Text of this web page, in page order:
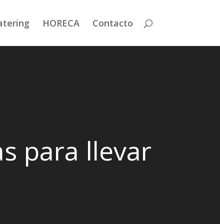
HORECA Contacto
para llevar